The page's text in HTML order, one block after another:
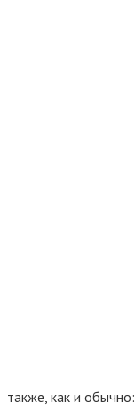
также, как и обычно: